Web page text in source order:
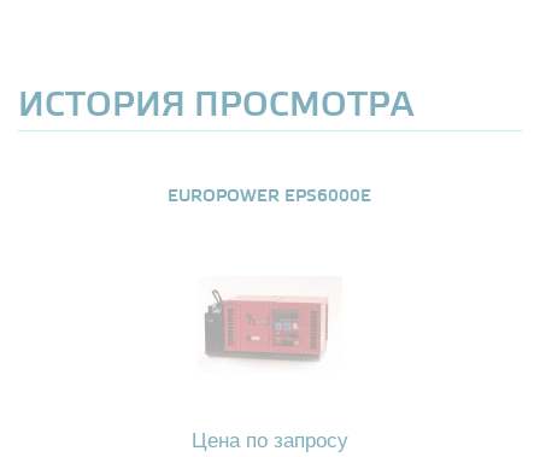
ИСТОРИЯ ПРОСМОТРА
EUROPOWER EPS6000E
Цена по запросу